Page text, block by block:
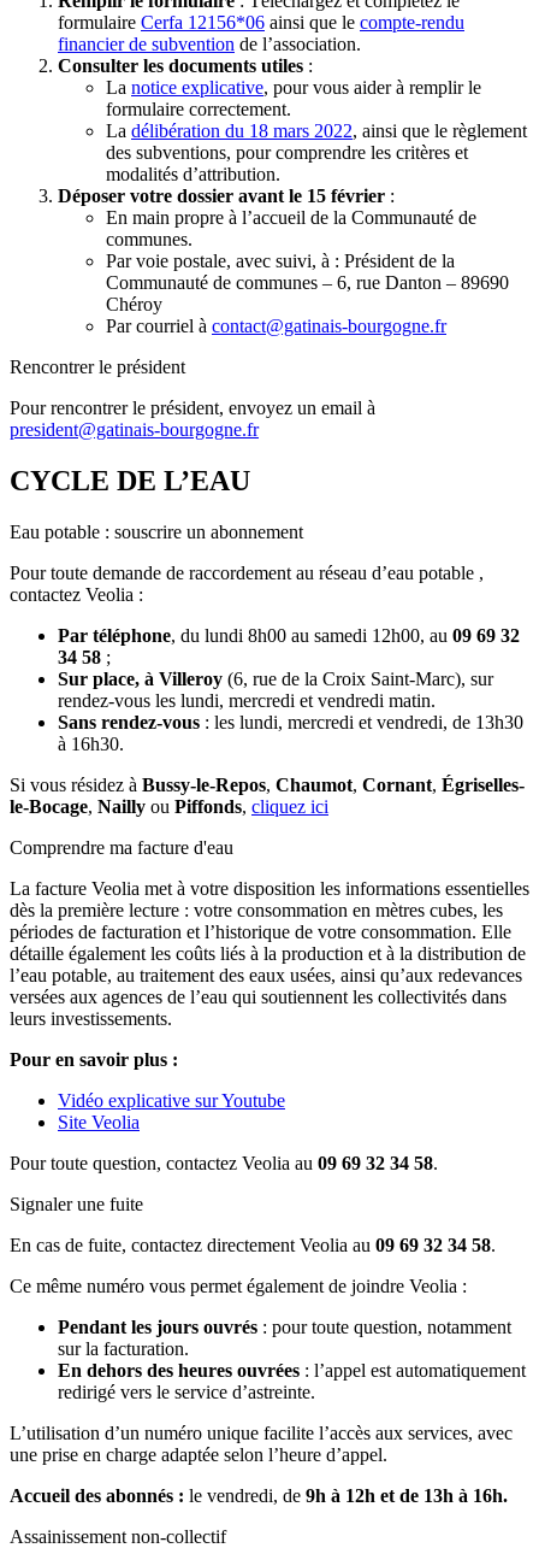
formulaire Cerfa 12156*06 ainsi que le compte-rendu
financier de subvention de l’association.
Consulter les documents utiles :
La notice explicative, pour vous aider à remplir le
formulaire correctement.
La délibération du 18 mars 2022, ainsi que le règlement
des subventions, pour comprendre les critères et
modalités d’attribution.
Déposer votre dossier avant le 15 février :
En main propre à l’accueil de la Communauté de
communes.
Par voie postale, avec suivi, à : Président de la
Communauté de communes – 6, rue Danton – 89690
Chéroy
Par courriel à contact@gatinais-bourgogne.fr
Rencontrer le président
Pour rencontrer le président, envoyez un email à
president@gatinais-bourgogne.fr
CYCLE DE L’EAU
Eau potable : souscrire un abonnement
Pour toute demande de raccordement au réseau d’eau potable ,
contactez Veolia :
Par téléphone, du lundi 8h00 au samedi 12h00, au 09 69 32
34 58 ;
Sur place, à Villeroy (6, rue de la Croix Saint-Marc), sur
rendez-vous les lundi, mercredi et vendredi matin.
Sans rendez-vous : les lundi, mercredi et vendredi, de 13h30
à 16h30.
Si vous résidez à Bussy-le-Repos, Chaumot, Cornant, Égriselles-
le-Bocage, Nailly ou Piffonds, cliquez ici
Comprendre ma facture d'eau
La facture Veolia met à votre disposition les informations essentielles
dès la première lecture : votre consommation en mètres cubes, les
périodes de facturation et l’historique de votre consommation. Elle
détaille également les coûts liés à la production et à la distribution de
l’eau potable, au traitement des eaux usées, ainsi qu’aux redevances
versées aux agences de l’eau qui soutiennent les collectivités dans
leurs investissements.
Pour en savoir plus :
Vidéo explicative sur Youtube
Site Veolia
Pour toute question, contactez Veolia au 09 69 32 34 58.
Signaler une fuite
En cas de fuite, contactez directement Veolia au 09 69 32 34 58.
Ce même numéro vous permet également de joindre Veolia :
Pendant les jours ouvrés : pour toute question, notamment
sur la facturation.
En dehors des heures ouvrées : l’appel est automatiquement
redirigé vers le service d’astreinte.
L’utilisation d’un numéro unique facilite l’accès aux services, avec
une prise en charge adaptée selon l’heure d’appel.
Accueil des abonnés : le vendredi, de 9h à 12h et de 13h à 16h.
Assainissement non-collectif